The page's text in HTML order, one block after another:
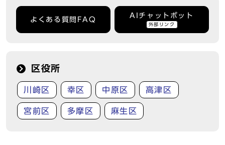
よくある質問FAQ
AIチャットボット
外部リンク
区役所
川崎区 幸区 中原区 高津区
宮前区 多摩区 麻生区